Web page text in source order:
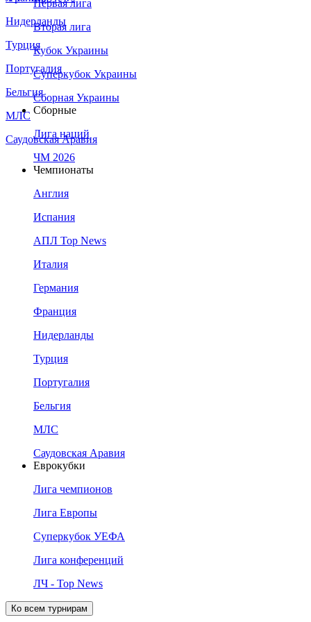
Нидерланды
Турция
Португалия
Бельгия
МЛС
Саудовская Аравия
Первая лига
Вторая лига
Кубок Украины
Суперкубок Украины
Сборная Украины
Сборные
Лига наций
ЧМ 2026
Чемпионаты
Англия
Испания
АПЛ Top News
Италия
Германия
Франция
Нидерланды
Турция
Португалия
Бельгия
МЛС
Саудовская Аравия
Еврокубки
Лига чемпионов
Лига Европы
Суперкубок УЕФА
Лига конференций
ЛЧ - Top News
Ко всем турнирам